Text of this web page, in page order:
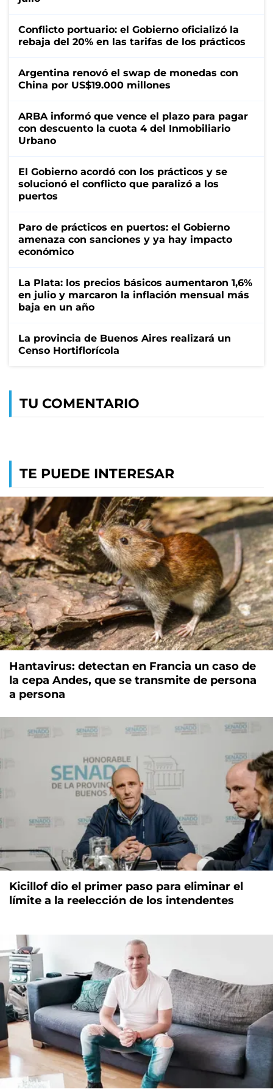
Conflicto portuario: el Gobierno oficializó la
rebaja del 20% en las tarifas de los prácticos
Argentina renovó el swap de monedas con
China por US$19.000 millones
ARBA informó que vence el plazo para pagar
con descuento la cuota 4 del Inmobiliario
Urbano
El Gobierno acordó con los prácticos y se
solucionó el conflicto que paralizó a los
puertos
Paro de prácticos en puertos: el Gobierno
amenaza con sanciones y ya hay impacto
económico
La Plata: los precios básicos aumentaron 1,6%
en julio y marcaron la inflación mensual más
baja en un año
La provincia de Buenos Aires realizará un
Censo Hortiflorícola
TU COMENTARIO
TE PUEDE INTERESAR
Hantavirus: detectan en Francia un caso de
la cepa Andes, que se transmite de persona
a persona
Kicillof dio el primer paso para eliminar el
límite a la reelección de los intendentes